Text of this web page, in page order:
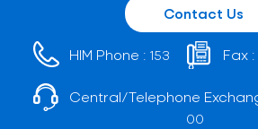
Contact Us
HIM Phone : 153 Fax :
Central/Telephone
00